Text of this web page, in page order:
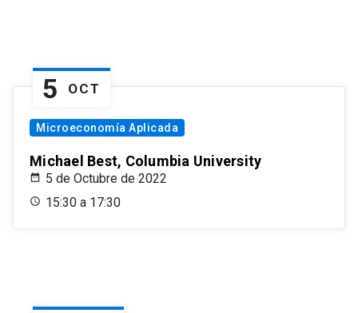
5 OCT
Microeconomía Aplicada
Michael Best, Columbia University
5 de Octubre de 2022
15:30 a 17:30